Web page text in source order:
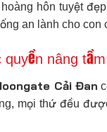
hôn tuyệt
an lành cho con
nâng
Cải Đan
mọi thứ đều